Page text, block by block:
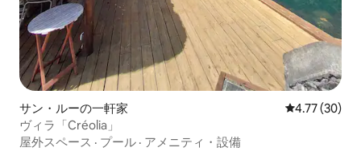
サン・ルーの一軒家 レビュー30
4.77 (30)
ヴィラ「Créolia」
屋外スペース · プール · アメニティ・設備